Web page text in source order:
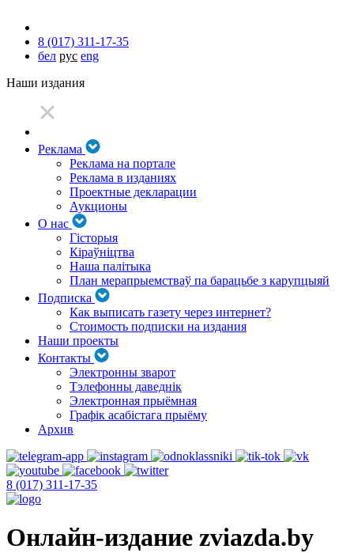
8 (017) 311-17-35
бел рус eng
Наши издания
Реклама
Реклама на портале
Реклама в изданиях
Проектные декларации
Аукционы
О нас
Гісторыя
Кіраўніцтва
Наша палітыка
План мерапрыемстваў па барацьбе з карупцыяй
Подписка
Как выписать газету через интернет?
Стоимость подписки на издания
Наши проекты
Контакты
Электронны зварот
Тэлефонны даведнік
Электронная прыёмная
Графік асабістага прыёму
Архив
8 (017) 311-17-35
Онлайн-издание zviazda.by